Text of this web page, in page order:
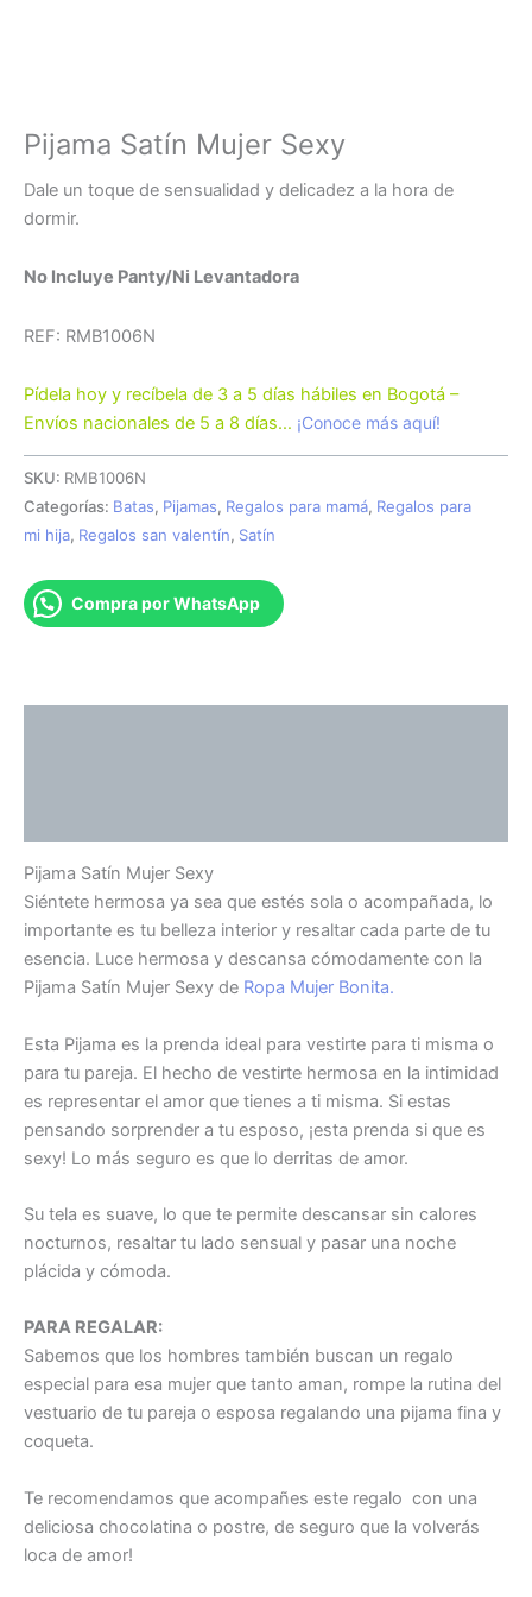
Pijama Satín Mujer Sexy
Dale un toque de sensualidad y delicadez a la hora de
dormir.
No Incluye Panty/Ni Levantadora
REF: RMB1006N
Pídela hoy y recíbela de 3 a 5 días hábiles en Bogotá –
Envíos nacionales de 5 a 8 días… ¡Conoce más aquí!
SKU: RMB1006N
Categorías: Batas, Pijamas, Regalos para mamá, Regalos para
mi hija, Regalos san valentín, Satín
Compra por WhatsApp
Pijama Satín Mujer Sexy
Siéntete hermosa ya sea que estés sola o acompañada, lo
importante es tu belleza interior y resaltar cada parte de tu
esencia. Luce hermosa y descansa cómodamente con la
Pijama Satín Mujer Sexy de Ropa Mujer Bonita.
Esta Pijama es la prenda ideal para vestirte para ti misma o
para tu pareja. El hecho de vestirte hermosa en la intimidad
es representar el amor que tienes a ti misma. Si estas
pensando sorprender a tu esposo, ¡esta prenda si que es
sexy! Lo más seguro es que lo derritas de amor.
Su tela es suave, lo que te permite descansar sin calores
nocturnos, resaltar tu lado sensual y pasar una noche
plácida y cómoda.
PARA REGALAR:
Sabemos que los hombres también buscan un regalo
especial para esa mujer que tanto aman, rompe la rutina del
vestuario de tu pareja o esposa regalando una pijama fina y
coqueta.
Te recomendamos que acompañes este regalo con una
deliciosa chocolatina o postre, de seguro que la volverás
loca de amor!